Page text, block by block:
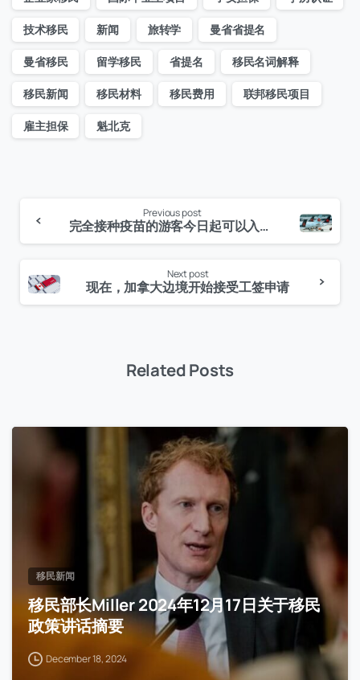
技术移民 新闻 旅转学 曼省省提名
曼省移民 留学移民 省提名 移民名词解释
移民新闻 移民材料 移民费用 联邦移民项目
雇主担保 魁北克
Continue
Reading
Previous post
完全接种疫苗的游客今日起可以入境加拿大
Next post
现在，加拿大边境开始接受工签申请
Related Posts
移民新闻
移民部长Miller 2024年12月17日关于移民
政策讲话摘要
December 18, 2024